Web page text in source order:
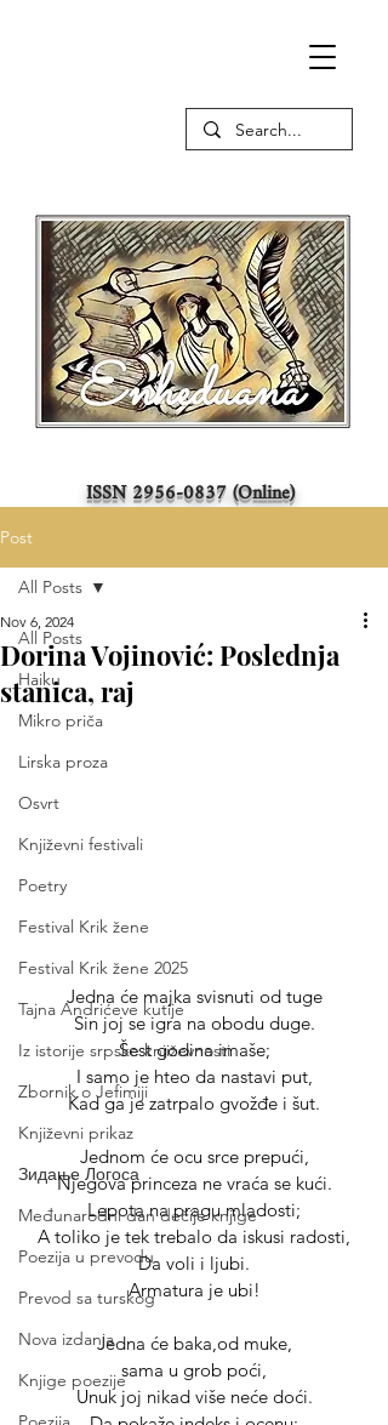
ISSN2956-0837(Online)
Post
All Posts
Haiku
Mikro priča
Lirska proza
Osvrt
Književni festivali
Poetry
Festival Krik žene
Festival Krik žene 2025
Tajna Andrićeve kutije
Iz istorije srpske književnosti
Zbornik o Jefimiji
Književni prikaz
Зидање Логоса
Međunarodni dan dečije knjige
Poezija u prevodu
Prevod sa turskog
Nova izdanja
Knjige poezije
All Posts
Dorina Vojinović: Poslednja
stanica, raj
Nov 6, 2024
Jedna će majka svisnuti od tuge
Sin joj se igra na obodu duge.
Šest godina imaše;
I samo je hteo da nastavi put,
Kad ga je zatrpalo gvožđe i šut.
Jednom će ocu srce prepući,
Njegova princeza ne vraća se kući.
Lepota na pragu mladosti;
A toliko je tek trebalo da iskusi radosti,
Da voli i ljubi.
Armatura je ubi!
Jedna će baka,od muke,
sama u grob poći,
Unuk joj nikad više neće doći.